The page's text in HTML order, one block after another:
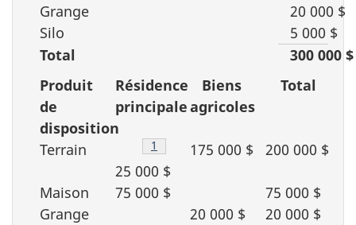
Grange
20 000 $
Silo
5 000 $
Total
300 000 $
Produit
de
disposition
Résidence
principale
Biens
agricoles
Total
Terrain Footnote
1
25 000 $
175 000 $ 200 000 $
Maison 75 000 $
75 000 $
Grange
20 000 $
20 000 $